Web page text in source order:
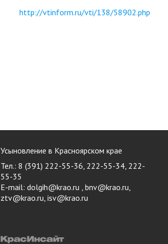
http://vtinform.ru/vti/138/58902.php
Усыновление в Красноярском крае
Тел.: 8 (391) 222-55-36, 222-55-34, 222-
55-35
E-mail: dolgih@krao.ru , bnv@krao.ru,
ztv@krao.ru, isv@krao.ru